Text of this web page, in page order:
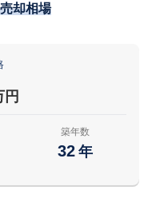
却相場
円
築年数
32 年